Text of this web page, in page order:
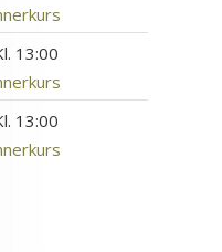
13:00
13:00